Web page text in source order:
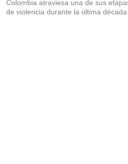
Colombia atraviesa una de sus
de violencia durante la última década.